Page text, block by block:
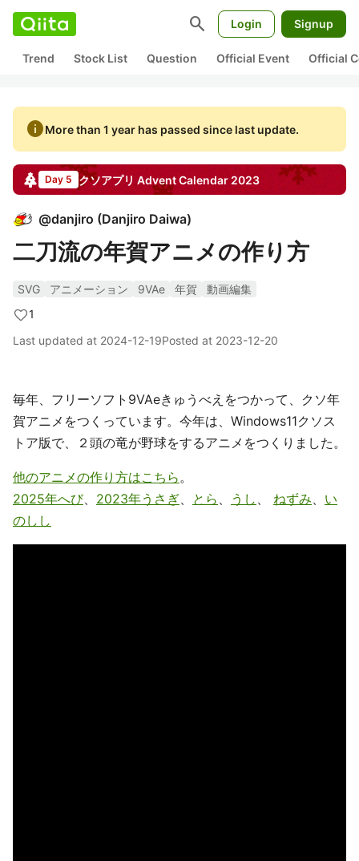
search Login Signup
Trend Stock List Question Official Event Official
infoMore than 1 year has passed since last update.
Day 5 クソアプリ Advent Calendar 2023
@danjiro (Danjiro Daiwa)
二刀流の年賀アニメの作り方
SVG アニメーション 9VAe 年賀
動画編集
1
Last updated at 2024-12-19Posted at 2023-12-20
毎年、フリーソフト9VAeきゅうべえをつかって、クソ年
賀アニメをつくっています。今年は、Windows11クソス
トア版で、２頭の竜が野球をするアニメをつくりました。
他のアニメの作り方はこちら。
2025年へび、 2023年うさぎ、 とら 、 うし 、 ねずみ、 い
のしし